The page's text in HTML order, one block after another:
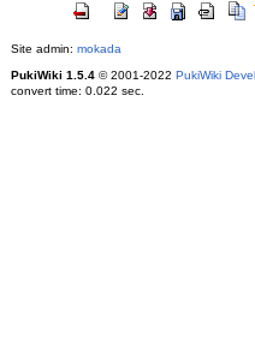
Site admin: mokada
PukiWiki 1.5.4© 2001-2022 PukiWiki
convert time: 0.022 sec.